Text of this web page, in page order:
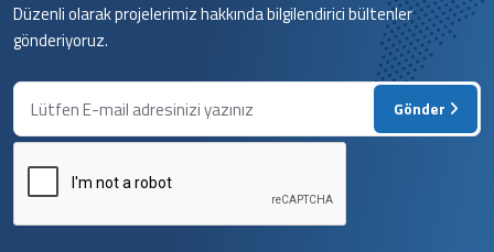
Düzenli olarak projelerimiz hakkında bilgilendirici bültenler
gönderiyoruz.
Gönder